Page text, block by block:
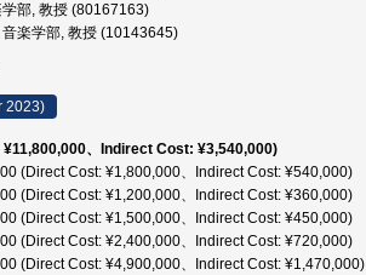
部, 教授 (80167163)
楽学部, 教授 (10143645)
2023)
、Indirect Cost: ¥3,540,000)
(Direct Cost: ¥1,800,000、Indirect Cost: ¥540,000)
(Direct Cost: ¥1,200,000、Indirect Cost: ¥360,000)
(Direct Cost: ¥1,500,000、Indirect Cost: ¥450,000)
(Direct Cost: ¥2,400,000、Indirect Cost: ¥720,000)
(Direct Cost: ¥4,900,000、Indirect Cost: ¥1,470,000)